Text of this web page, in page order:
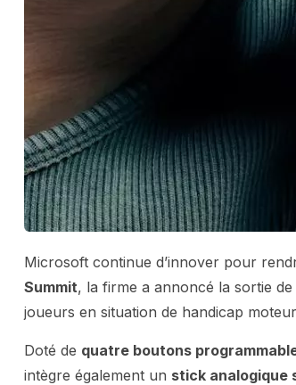
Microsoft continue d’innover pour
Summit, la firme a annoncé la sortie de
joueurs en situation de handicap
Doté de quatre boutons
intègre également un stick analogique